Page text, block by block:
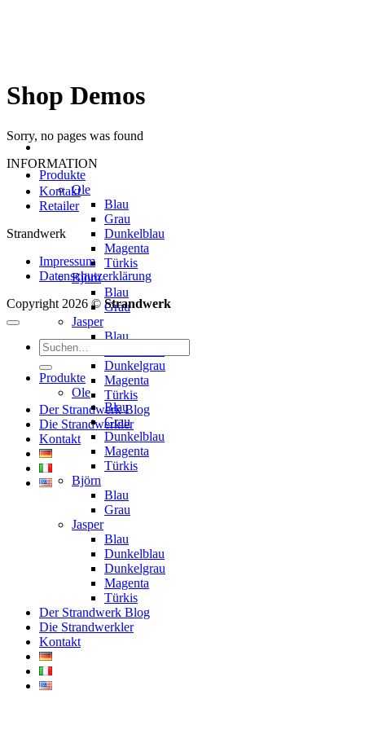
Produkte
Ole
Blau
Grau
Dunkelblau
Magenta
Türkis
Björn
Blau
Grau
Jasper
Blau
Dunkelgrau
Magenta
Türkis
Der Strandwerk Blog
Die Strandwerkler
Kontakt
Shop Demos
Sorry, no pages was found
INFORMATION
Kontakt
Retailer
Strandwerk
Impressum
Datenschutzerklärung
Copyright 2026 © Strandwerk
Suchen
nach:
Produkte
Ole
Blau
Grau
Dunkelblau
Magenta
Türkis
Björn
Blau
Grau
Jasper
Blau
Dunkelblau
Dunkelgrau
Magenta
Türkis
Der Strandwerk Blog
Die Strandwerkler
Kontakt